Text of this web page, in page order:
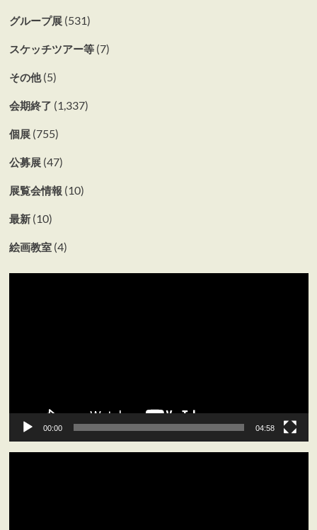
グループ展(531)
スケッチツアー等(7)
その他(5)
会期終了 (1,337)
個展(755)
公募展(47)
展覧会情報 (10)
最新(10)
絵画教室(4)
00:00 04:58